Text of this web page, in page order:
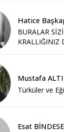
Hatice
BURALAR
KRALLIĞINIZ
Mustafa
Türküler ve
Esat